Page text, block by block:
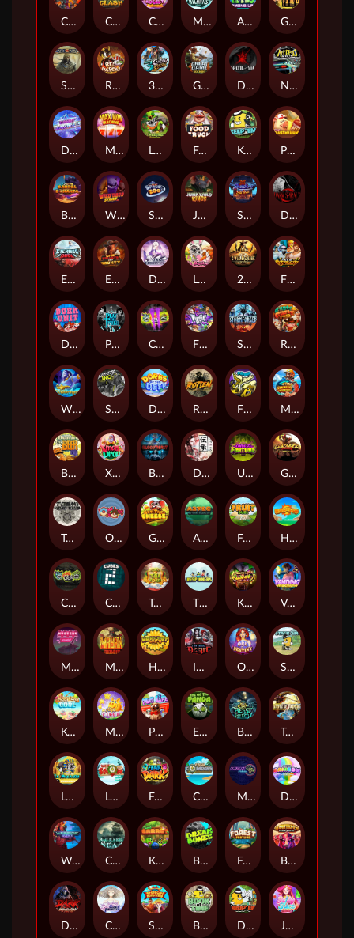
Crystal Robot Coop Clash Chocolate Rocket Marlin Masters Atlantis Aliens Among Us Grug Make Fire
Sand and Ashes Red Rascal™ 3 Cursed Chests™ Great Game Rockies Death Becomes You Nitro Nights
Dandy Diamonds Max Win Machine Le Prechaun Fred's Food Truck Keep 'em Piggy Cluster Hunt
Barrel Bonanza Wild Dojo Strike Space Zoo Junkyard Kings Shadow Strike Dark Spiral
Eternal Duel EPIC BULLETS & BOUNTY Dusk Princess Le Bunny 2 Wild 2 Die Fist Of Destruction
Dork Unit Pray for Three Chaos Crew 2 Fighter Pit Stormforged Rusty & Curly
Wishbringer Slayers Inc Dorks of The Deep Rotten FRKN Bananas Marlin Master
Benny The Beer Xmas Drop Bloodthirst Densho Undead Fortune Gladiator Legends
Toshi Video Club OmNom Get The Cheese Aztec Twist Fruit Duel Hop'n'Pop
Chaos Crew Cubes 2 Tai The Toad The Respinners Klowns Vending Machine
Mystery Motel Mayan Stackways Harvest Wilds Immortal Desire Orb of Destiny Stack'em
Keep 'em Cool Magic Piggy Pug Life Eye of the Panda Beast Below Temple of Torment
Le Pharaoh Let It Snow Fear the Dark Cash Compass Miami Multiplier Double Rainbow
Warrior Ways Cursed Seas King Carrot Break Bones Forest Fortune Buffalo Stack'n'Sync
Dark Summoning Cloud Princess Shaolin Master Book of Time Drop'em Jelly Slice